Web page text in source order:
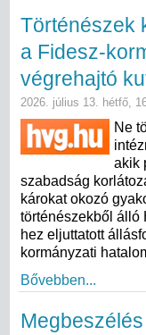
Történészek
a Fidesz-
végrehajtó
2026. július 13. hétfő,
Ne
akik
szabadság
károkat okozó
történészekből álló
hez eljuttatott
kormányzati
Bővebben...